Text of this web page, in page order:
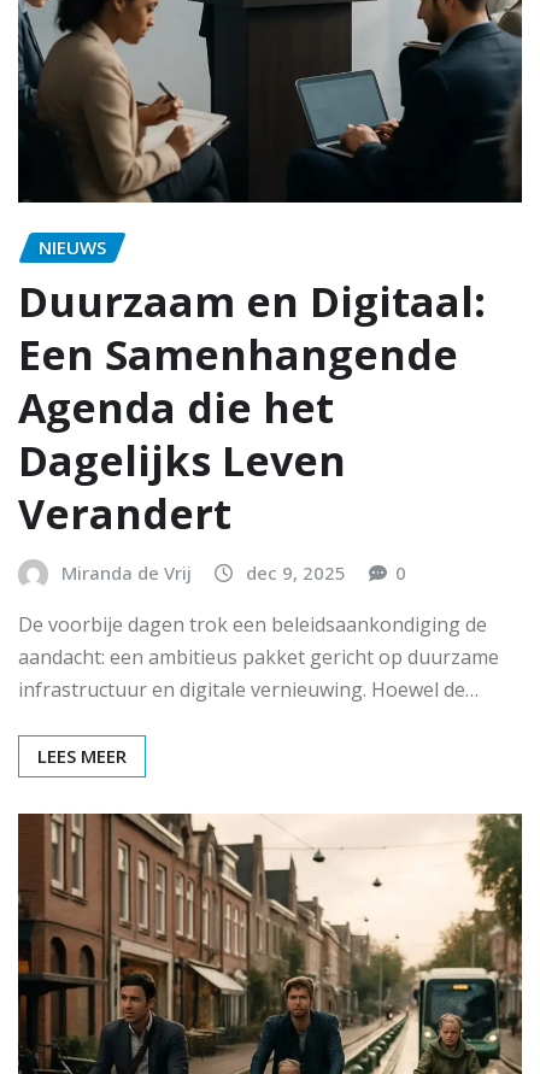
NIEUWS
Duurzaam en Digitaal:
Een Samenhangende
Agenda die het
Dagelijks Leven
Verandert
Miranda de Vrij dec 9, 2025 0
De voorbije dagen trok een beleidsaankondiging de
aandacht: een ambitieus pakket gericht op duurzame
infrastructuur en digitale vernieuwing. Hoewel de…
LEES MEER